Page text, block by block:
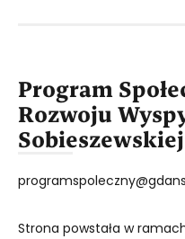
Program
Rozwoju
Sobieszewskiej
Strona powstała w